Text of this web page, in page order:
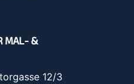
MAL- &
12/3